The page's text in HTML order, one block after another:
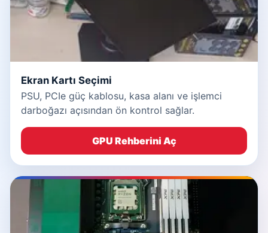
Ekran Kartı Seçimi
PSU, PCIe güç kablosu, kasa alanı ve işlemci
darboğazı açısından ön kontrol sağlar.
GPU Rehberini Aç